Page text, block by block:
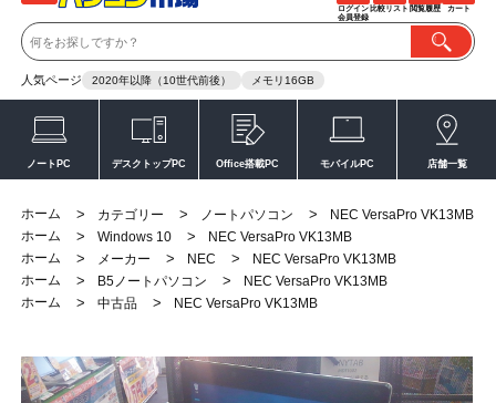
人気ページ 2020年以降（10世代前後） メモリ16GB
ログイン
会員登録
比較リスト 閲覧履歴 カート
ノートPC デスクトップPC Office搭載PC モバイルPC 店舗一覧
ホーム > カテゴリー > ノートパソコン >
NEC VersaPro VK13MB
ホーム
> Windows 10 >
NEC VersaPro VK13MB
ホーム
> メーカー > NEC >
NEC VersaPro VK13MB
ホーム
> B5ノートパソコン >
NEC VersaPro VK13MB
ホーム
> 中古品 > NEC VersaPro VK13MB